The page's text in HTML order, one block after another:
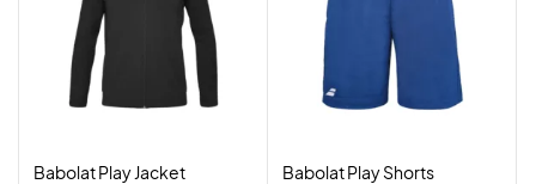
Babolat Play Jacket
Babolat Play Shorts